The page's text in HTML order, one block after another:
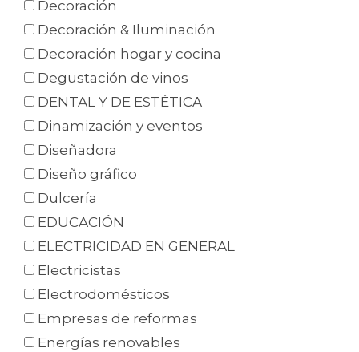
Decoración
Decoración & Iluminación
Decoración hogar y cocina
Degustación de vinos
DENTAL Y DE ESTÉTICA
Dinamización y eventos
Diseñadora
Diseño gráfico
Dulcería
EDUCACIÓN
ELECTRICIDAD EN GENERAL
Electricistas
Electrodomésticos
Empresas de reformas
Energías renovables